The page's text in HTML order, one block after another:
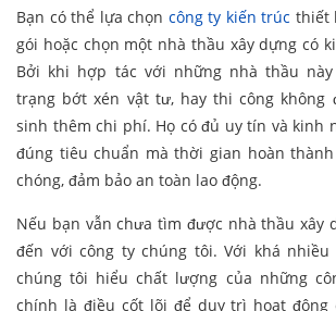
Bạn có thể lựa chọn công ty kiến trúc thiết
gói hoặc chọn một nhà thầu xây dựng có
Bởi khi hợp tác với những nhà thầu
trạng bớt xén vật tư, hay thi công không
sinh thêm chi phí. Họ có đủ uy tín và kinh
đúng tiêu chuẩn mà thời gian hoàn
chóng, đảm bảo an toàn lao động.
Nếu bạn vẫn chưa tìm được nhà thầu xây
đến với công ty chúng tôi. Với khá
chúng tôi hiểu chất lượng của những
chính là điều cốt lõi để duy trì hoạt động